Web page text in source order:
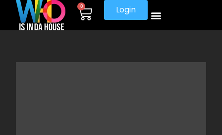
0 Login